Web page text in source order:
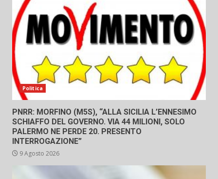
Politica
PNRR: MORFINO (M5S), “ALLA SICILIA L’ENNESIMO
SCHIAFFO DEL GOVERNO. VIA 44 MILIONI, SOLO
PALERMO NE PERDE 20. PRESENTO
INTERROGAZIONE”
9 Agosto 2026